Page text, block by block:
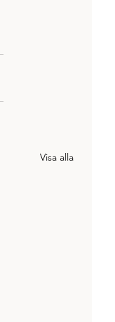
Visa alla